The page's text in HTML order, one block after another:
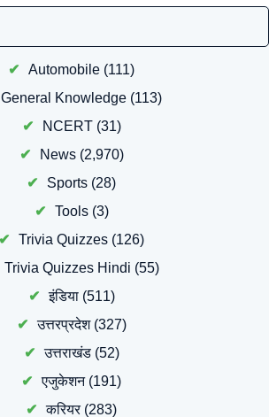
Automobile (111)
General Knowledge (113)
NCERT(31)
News(2,970)
Sports (28)
Tools(3)
Trivia Quizzes (126)
Trivia Quizzes Hindi (55)
इंडिया(511)
उत्तरप्रदेश(327)
उत्तराखंड(52)
एजुकेशन(191)
करियर(283)